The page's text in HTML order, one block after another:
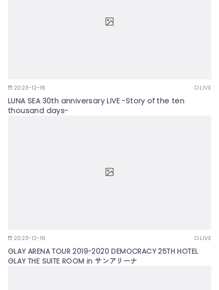
2023-12-16 LIVE
LUNA SEA 30th anniversary LIVE -Story of the ten
thousand days-
2023-12-16 LIVE
GLAY ARENA TOUR 2019-2020 DEMOCRACY 25TH HOTEL
GLAY THE SUITE ROOM in サンアリーナ